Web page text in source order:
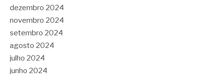
dezembro 2024
novembro 2024
setembro 2024
agosto 2024
julho 2024
junho 2024